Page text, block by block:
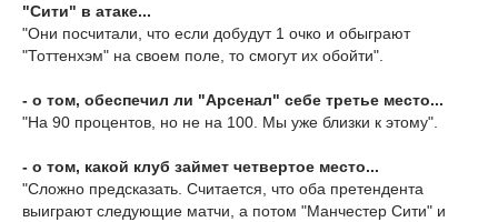
"Сити" в атаке...
"Они посчитали, что если добудут 1 очко и обыграют
"Тоттенхэм" на своем поле, то смогут их обойти".
- о том, обеспечил ли "Арсенал" себе третье место...
"На 90 процентов, но не на 100. Мы уже близки к этому".
- о том, какой клуб займет четвертое место...
"Сложно предсказать. Считается, что оба претендента
выиграют следующие матчи, а потом "Манчестер Сити" и